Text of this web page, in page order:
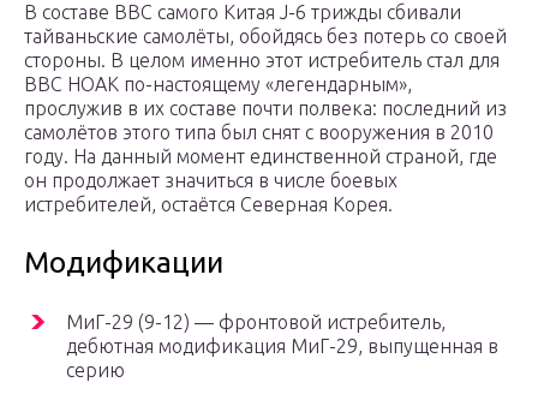
В составе ВВС самого Китая J-6 трижды сбивали
тайваньские самолёты, обойдясь без потерь со своей
стороны. В целом именно этот истребитель стал для
ВВС НОАК по-настоящему «легендарным»,
прослужив в их составе почти полвека: последний из
самолётов этого типа был снят с вооружения в 2010
году. На данный момент единственной страной, где
он продолжает значиться в числе боевых
истребителей, остаётся Северная Корея.
Модификации
МиГ-29 (9-12) — фронтовой истребитель,
дебютная модификация МиГ-29, выпущенная в
серию